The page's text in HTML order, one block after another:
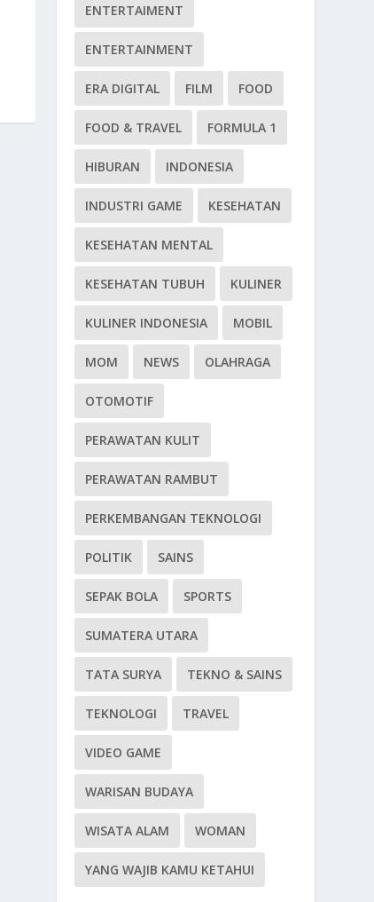
ENTERTAIMENT
ENTERTAINMENT
ERA DIGITAL FILM FOOD
FOOD & TRAVEL FORMULA 1
HIBURAN INDONESIA
INDUSTRI GAME KESEHATAN
KESEHATAN MENTAL
KESEHATAN TUBUH KULINER
KULINER INDONESIA MOBIL
MOM NEWS OLAHRAGA
OTOMOTIF
PERAWATAN KULIT
PERAWATAN RAMBUT
PERKEMBANGAN TEKNOLOGI
POLITIK SAINS
SEPAK BOLA SPORTS
SUMATERA UTARA
TATA SURYA TEKNO & SAINS
TEKNOLOGI TRAVEL
VIDEO GAME
WARISAN BUDAYA
WISATA ALAM WOMAN
YANG WAJIB KAMU KETAHUI